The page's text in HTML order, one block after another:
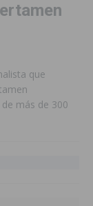
que
más de 300